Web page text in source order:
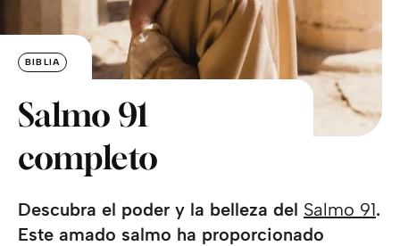
BIBLIA
Salmo 91
completo
Descubra el poder y la belleza del Salmo 91.
Este amado salmo ha proporcionado